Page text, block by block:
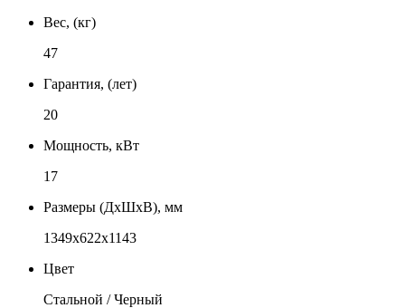
Вес, (кг)
47
Гарантия, (лет)
20
Мощность, кВт
17
Размеры (ДxШxВ), мм
1349x622x1143
Цвет
Стальной / Черный